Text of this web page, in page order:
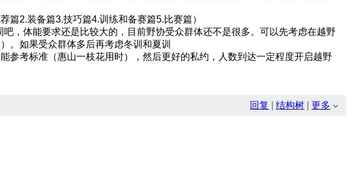
篇2.装备篇3.技巧篇4.训练和备赛篇5.比赛篇）
，体能要求还是比较大的，目前野协受众群体还不是很多。可以先考虑在越野
。如果受众群体多后再考虑冬训和夏训
参考标准（惠山一枝花用时），然后更好的私约，人数到达一定程度开启越野
回复 |结构树 |更多